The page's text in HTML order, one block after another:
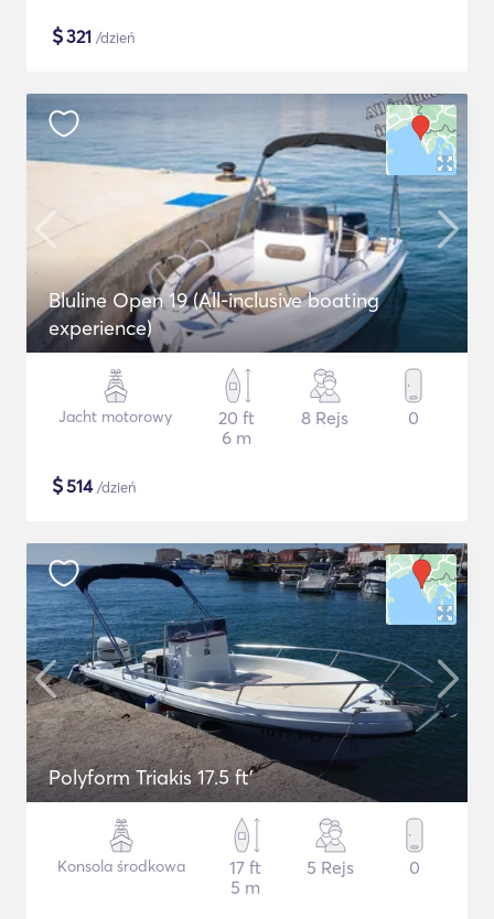
$321 /dzień
Bluline Open 19 (All-inclusive boating
experience)
Jacht motorowy
20 ft
6 m
8 Rejs 0
$514/dzień
Polyform Triakis 17.5 ft'
Konsola środkowa
17 ft
5 m
5 Rejs 0